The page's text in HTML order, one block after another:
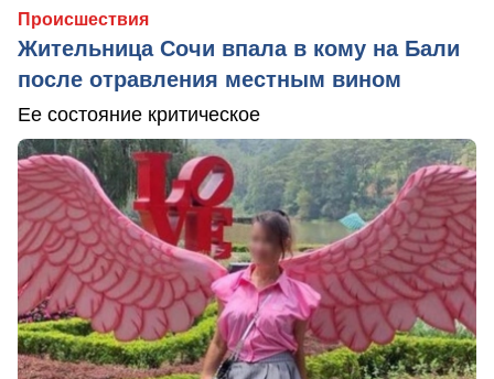
Происшествия
Жительница Сочи впала в кому на Бали
после отравления местным вином
Ее состояние критическое